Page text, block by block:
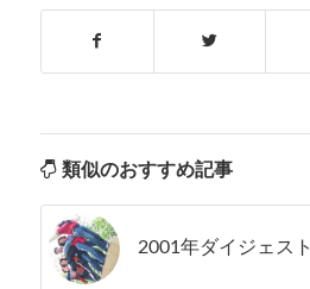
類似のおすすめ記事
2001年ダイジェスト